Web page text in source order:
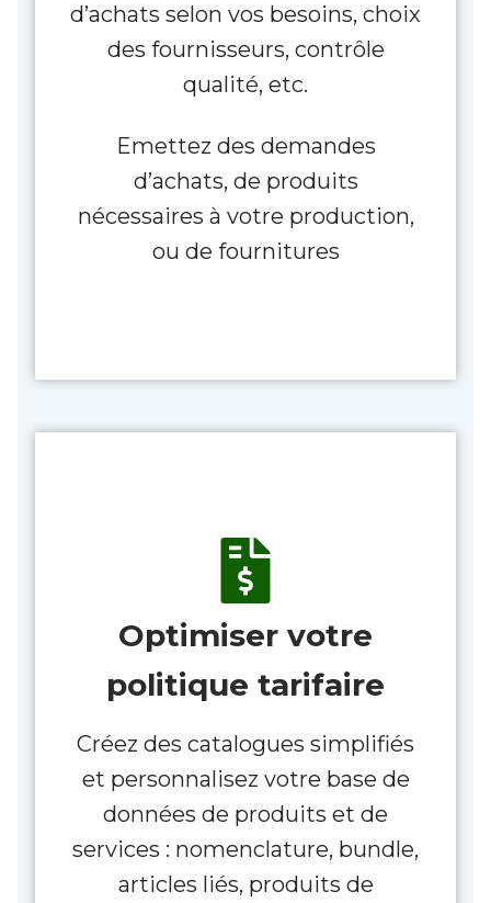
d’achats selon vos besoins, choix
des fournisseurs, contrôle
qualité, etc.
Emettez des demandes
d’achats, de produits
nécessaires à votre production,
ou de fournitures
Optimiser votre
politique tarifaire
Créez des catalogues simplifiés
et personnalisez votre base de
données de produits et de
services : nomenclature, bundle,
articles liés, produits de